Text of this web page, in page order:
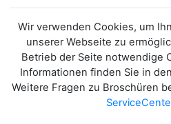
Wir verwenden Cookies, um
unserer Webseite zu
Betrieb der Seite notwendige
Informationen finden Sie in
Weitere Fragen zu Broschüren